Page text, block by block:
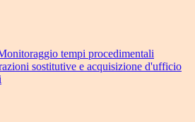
tempi procedimentali
sostitutive e acquisizione d'ufficio